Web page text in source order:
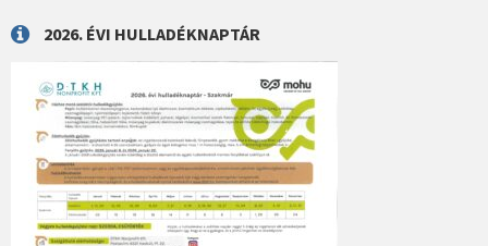
2026. ÉVI HULLADÉKNAPTÁR